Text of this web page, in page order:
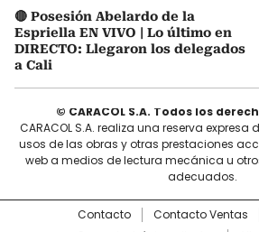
🔴 Posesión Abelardo de la
Espriella EN VIVO | Lo último en
DIRECTO: Llegaron los delegados
a Cali
© CARACOL S.A. Todos los
CARACOL S.A. realiza una reserva
usos de las obras y otras prestaciones
web a medios de lectura mecánica u
adecuados.
Contacto Contacto Ventas